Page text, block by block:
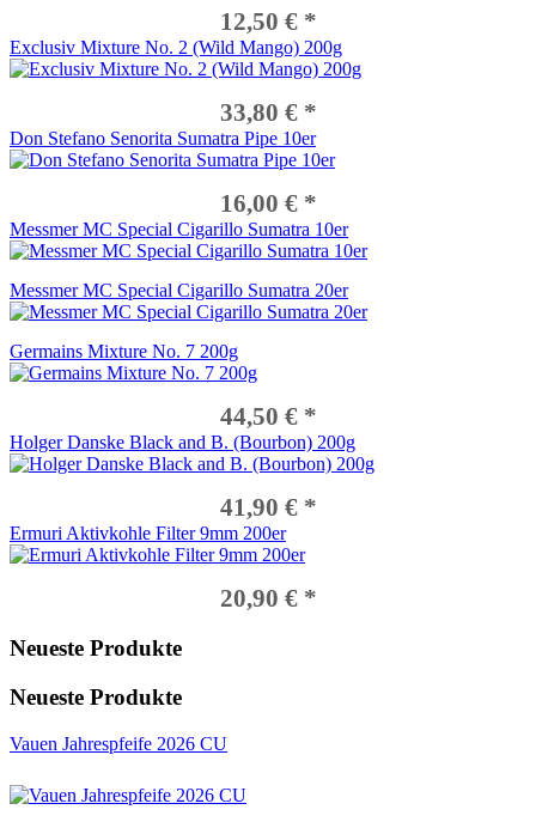
12,50 € *
Exclusiv Mixture No. 2 (Wild Mango) 200g
33,80 € *
Don Stefano Senorita Sumatra Pipe 10er
16,00 € *
Messmer MC Special Cigarillo Sumatra 10er
Messmer MC Special Cigarillo Sumatra 20er
Germains Mixture No. 7 200g
44,50 € *
Holger Danske Black and B. (Bourbon) 200g
41,90 € *
Ermuri Aktivkohle Filter 9mm 200er
20,90 € *
Neueste Produkte
Neueste Produkte
Vauen Jahrespfeife 2026 CU